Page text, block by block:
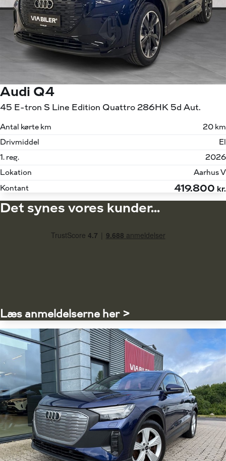
Audi Q4
45 E-tron S Line Edition Quattro 286HK 5d Aut.
Antal kørte km
20 km
Drivmiddel
El
1. reg.
2026
Lokation
Aarhus V
Kontant
419.800 kr.
Det synes vores kunder...
Læs anmeldelserne her >